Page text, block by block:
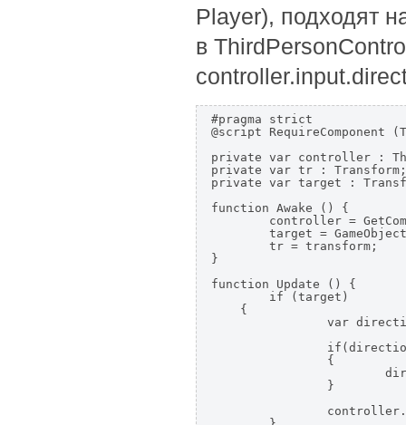
Player), подходят
в
#pragma strict
@script RequireComponent
private var controller :
private var tr : Transform;
private var target :
function Awake () {
}
function Update () {
    {